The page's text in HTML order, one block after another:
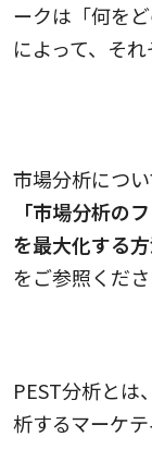
ークは「何を
によって、そ
市場分析につ
「市場分析の
を最大化する方
をご参照くださ
PEST分析とは
析するマーケテ